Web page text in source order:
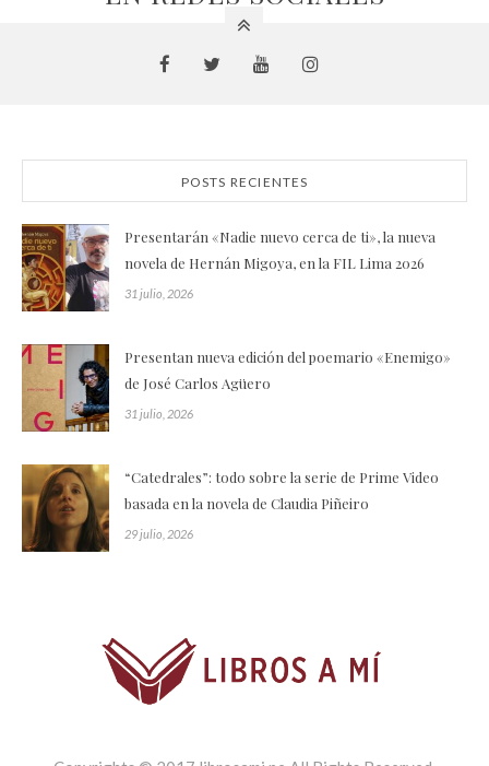
POSTS RECIENTES
Presentarán «Nadie nuevo cerca de ti», la nueva
novela de Hernán Migoya, en la FIL Lima 2026
31 julio, 2026
Presentan nueva edición del poemario «Enemigo»
de José Carlos Agüero
31 julio, 2026
“Catedrales”: todo sobre la serie de Prime Video
basada en la novela de Claudia Piñeiro
29 julio, 2026